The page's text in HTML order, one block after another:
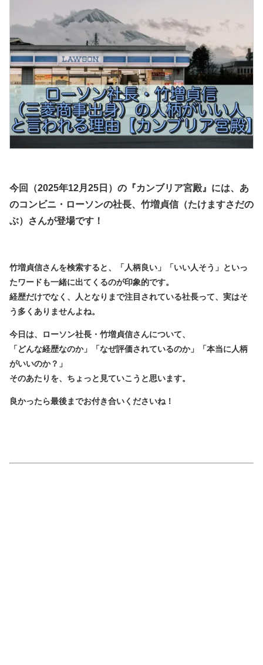
今回（2025年12月25日）の『カンブリア宮殿』には、あ
のコンビニ・ローソンの社長、竹増貞信（たけますさだの
ぶ）さんが登場です！
竹増貞信さんを検索すると、「人柄良い 」「いい人そう 」といっ
たワードも一緒に出てくるのが印象的です。
経歴だけでなく、人となりまで注目されている社長って、実はそ
う多くありませんよね。
今日は、ローソン社長・竹増貞信さんについて、
「どんな経歴なのか」「なぜ評価されているのか」「本当に人柄
がいいのか？」
そのあたりを、ちょっと見ていこうと思います。
良かったら最後までお付き合いくださいね！